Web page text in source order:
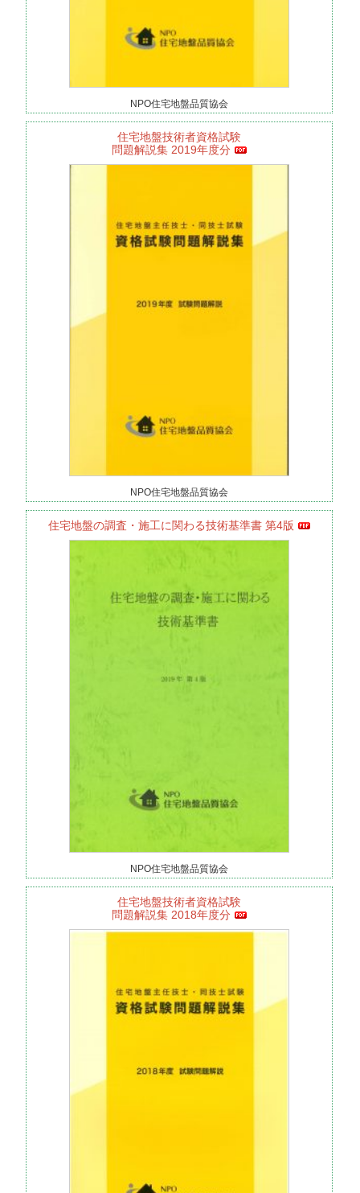
NPO住宅地盤品質協会
住宅地盤技術者資格試験
問題解説集 2019年度分
NPO住宅地盤品質協会
住宅地盤の調査・施工に関わる技術基準書 第4版
NPO住宅地盤品質協会
住宅地盤技術者資格試験
問題解説集 2018年度分